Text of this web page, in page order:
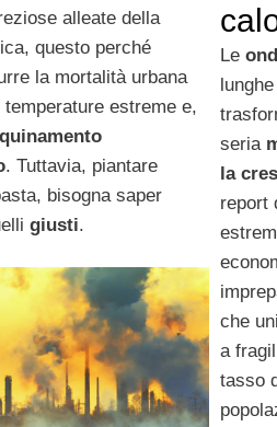
alleate della
questo perché
la mortalità urbana
temperature estreme e,
. Tuttavia, piantare
bisogna saper
giusti.
Le
seria
la
report
che
a
tasso